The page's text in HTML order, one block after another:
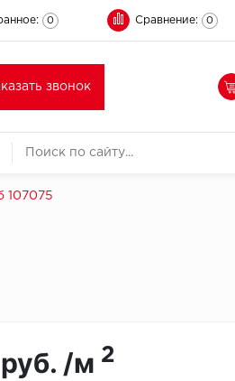
0 Сравнение: 0
звонок
107075
/м 2